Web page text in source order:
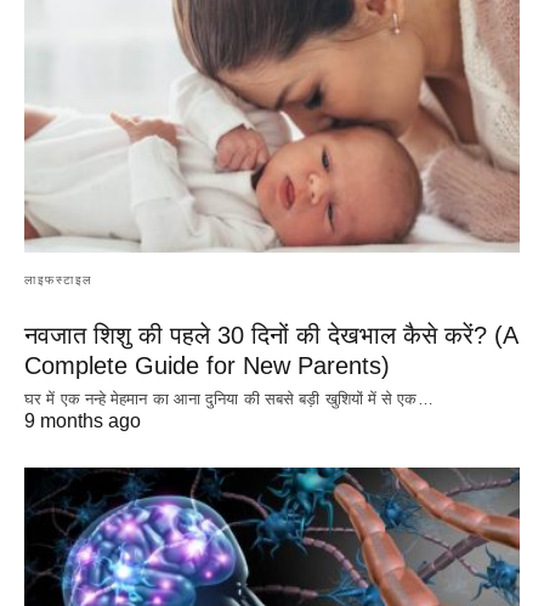
लाइफस्टाइल
नवजात शिशु की पहले 30 दिनों की देखभाल कैसे करें? (A
Complete Guide for New Parents)
घर में एक नन्हे मेहमान का आना दुनिया की सबसे बड़ी खुशियों में से एक…
9 months ago